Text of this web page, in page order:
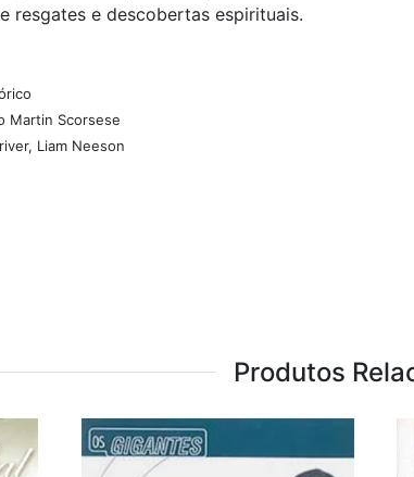
resgates e descobertas espirituais.
Martin Scorsese
Liam Neeson
Produtos